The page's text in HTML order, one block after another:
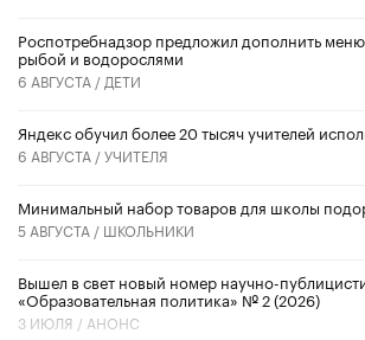
Роспотребнадзор предложил дополнить
рыбой и водорослями
6 АВГУСТА / ДЕТИ
​Яндекс обучил более 20 тысяч учителей
6 АВГУСТА /УЧИТЕЛЯ
Минимальный набор товаров для школы
5 АВГУСТА / ШКОЛЬНИКИ
Вышел в свет новый номер научно-
«Образовательная политика» № 2 (2026)
3 ИЮЛЯ / АНОНС